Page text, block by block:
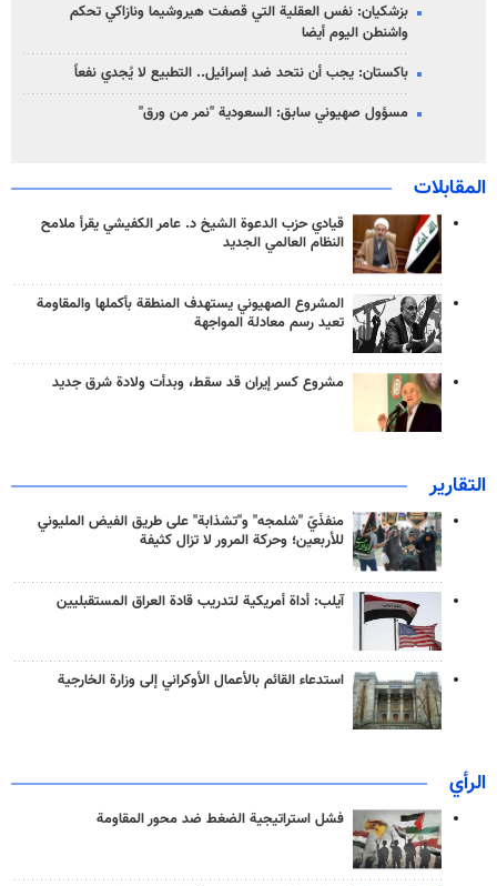
بزشكيان: نفس العقلية التي قصفت هيروشيما ونازاكي تحكم
واشنطن اليوم أيضا
باكستان: يجب أن نتحد ضد إسرائيل.. التطبيع لا يُجدي نفعاً
مسؤول صهيوني سابق: السعودية "نمر من ورق"
المقابلات
قيادي حزب الدعوة الشيخ د. عامر الكفيشي يقرأ ملامح
النظام العالمي الجديد
المشروع الصهيوني يستهدف المنطقة بأكملها والمقاومة
تعيد رسم معادلة المواجهة
مشروع كسر إيران قد سقط، وبدأت ولادة شرق جديد
التقارير
منفذَيّ "شلمجه" و"تشذابة" على طريق الفيض المليوني
للأربعين؛ وحركة المرور لا تزال كثيفة
آيلب: أداة أمريكية لتدريب قادة العراق المستقبليين
استدعاء القائم بالأعمال الأوكراني إلى وزارة الخارجية
الرأي
فشل استراتيجية الضغط ضد محور المقاومة